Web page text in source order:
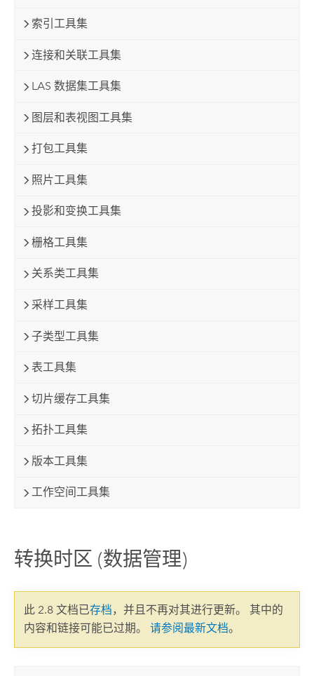
索引工具集
连接和关联工具集
LAS 数据集工具集
图层和表视图工具集
打包工具集
照片工具集
投影和变换工具集
栅格工具集
关系类工具集
采样工具集
子类型工具集
表工具集
切片缓存工具集
拓扑工具集
版本工具集
工作空间工具集
转换时区 (数据管理)
此 2.8 文档已存档，并且不再对其进行更新。 其中的
内容和链接可能已过期。 请参阅最新文档。